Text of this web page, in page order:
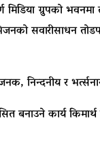
ग्रुुपको
सवारीसाधन
निन्दनीय र
कार्य